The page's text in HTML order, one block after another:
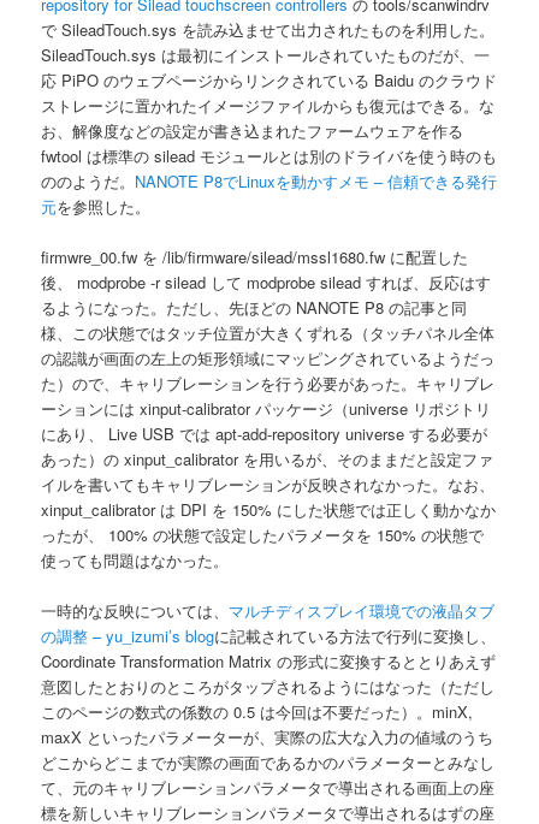
で SileadTouch.sys を読み込ませて出力されたものを利用した。
SileadTouch.sys は最初にインストールされていたものだが、一
応 PiPO のウェブページからリンクされている Baidu のクラウド
ストレージに置かれたイメージファイルからも復元はできる。な
お、解像度などの設定が書き込まれたファームウェアを作る
fwtool は標準の silead モジュールとは別のドライバを使う時のも
ののようだ。 NANOTE P8でLinuxを動かすメモ – 信頼できる発行
元を参照した。
firmwre_00.fw を /lib/firmware/silead/mssl1680.fw に配置した
後、 modprobe -r silead して modprobe silead すれば、反応はす
るようになった。ただし、先ほどの NANOTE P8 の記事と同
様、この状態ではタッチ位置が大きくずれる（タッチパネル全体
の認識が画面の左上の矩形領域にマッピングされているようだっ
た）ので、キャリブレーションを行う必要があった。キャリブレ
ーションには xinput-calibrator パッケージ（universe リポジトリ
にあり、 Live USB では apt-add-repository universe する必要が
あった）の xinput_calibrator を用いるが、そのままだと設定ファ
イルを書いてもキャリブレーションが反映されなかった。なお、
xinput_calibrator は DPI を 150% にした状態では正しく動かなか
ったが、 100% の状態で設定したパラメータを 150% の状態で
使っても問題はなかった。
一時的な反映については、 マルチディスプレイ環境での液晶タブ
の調整 – yu_izumi’s blogに記載されている方法で行列に変換し、
Coordinate Transformation Matrix の形式に変換するととりあえず
意図したとおりのところがタップされるようにはなった（ただし
このページの数式の係数の 0.5 は今回は不要だった）。minX,
maxX といったパラメーターが、実際の広大な入力の値域のうち
どこからどこまでが実際の画面であるかのパラメーターとみなし
て、元のキャリブレーションパラメータで導出される画面上の座
標を新しいキャリブレーションパラメータで導出されるはずの座